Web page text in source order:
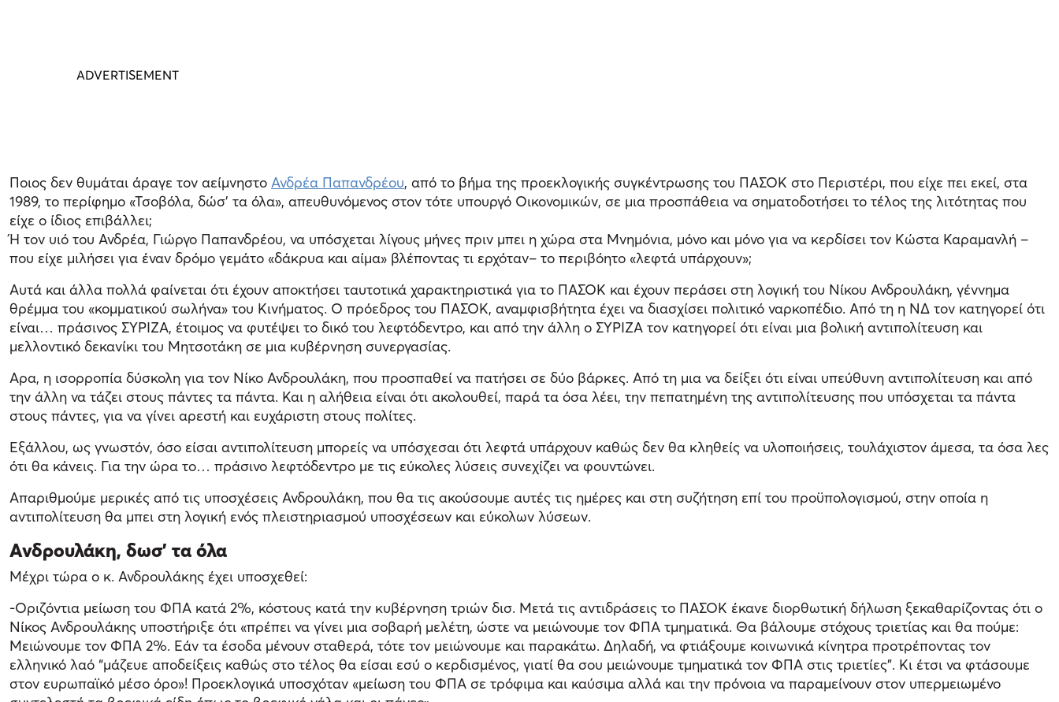
Ποιος δεν θυμάται άραγε τον αείμνηστο Ανδρέα Παπανδρέου, από το βήμα της προεκλογικής συγκέντρωσης του ΠΑΣΟΚ στο Περιστέρι, που είχε πει εκεί, στα
1989, το περίφημο «Τσοβόλα, δώσ’ τα όλα», απευθυνόμενος στον τότε υπουργό Οικονομικών, σε μια προσπάθεια να σηματοδοτήσει το τέλος της λιτότητας που
είχε ο ίδιος επιβάλλει;
Ή τον υιό του Ανδρέα, Γιώργο Παπανδρέου, να υπόσχεται λίγους μήνες πριν μπει η χώρα στα Μνημόνια, μόνο και μόνο για να κερδίσει τον Κώστα Καραμανλή –
που είχε μιλήσει για έναν δρόμο γεμάτο «δάκρυα και αίμα» βλέποντας τι ερχόταν– το περιβόητο «λεφτά υπάρχουν»;
Αυτά και άλλα πολλά φαίνεται ότι έχουν αποκτήσει ταυτοτικά χαρακτηριστικά για το ΠΑΣΟΚ και έχουν περάσει στη λογική του Νίκου Ανδρουλάκη, γέννημα
θρέμμα του «κομματικού σωλήνα» του Κινήματος. Ο πρόεδρος του ΠΑΣΟΚ, αναμφισβήτητα έχει να διασχίσει πολιτικό ναρκοπέδιο. Από τη η ΝΔ τον κατηγορεί ότι
είναι… πράσινος ΣΥΡΙΖΑ, έτοιμος να φυτέψει το δικό του λεφτόδεντρο, και από την άλλη ο ΣΥΡΙΖΑ τον κατηγορεί ότι είναι μια βολική αντιπολίτευση και
μελλοντικό δεκανίκι του Μητσοτάκη σε μια κυβέρνηση συνεργασίας.
Αρα, η ισορροπία δύσκολη για τον Νίκο Ανδρουλάκη, που προσπαθεί να πατήσει σε δύο βάρκες. Από τη μια να δείξει ότι είναι υπεύθυνη αντιπολίτευση και από
την άλλη να τάζει στους πάντες τα πάντα. Και η αλήθεια είναι ότι ακολουθεί, παρά τα όσα λέει, την πεπατημένη της αντιπολίτευσης που υπόσχεται τα πάντα
στους πάντες, για να γίνει αρεστή και ευχάριστη στους πολίτες.
Εξάλλου, ως γνωστόν, όσο είσαι αντιπολίτευση μπορείς να υπόσχεσαι ότι λεφτά υπάρχουν καθώς δεν θα κληθείς να υλοποιήσεις, τουλάχιστον άμεσα, τα όσα λες
ότι θα κάνεις. Για την ώρα το… πράσινο λεφτόδεντρο με τις εύκολες λύσεις συνεχίζει να φουντώνει.
Απαριθμούμε μερικές από τις υποσχέσεις Ανδρουλάκη, που θα τις ακούσουμε αυτές τις ημέρες και στη συζήτηση επί του προϋπολογισμού, στην οποία η
αντιπολίτευση θα μπει στη λογική ενός πλειστηριασμού υποσχέσεων και εύκολων λύσεων.
Ανδρουλάκη, δωσ’ τα όλα
Μέχρι τώρα ο κ. Ανδρουλάκης έχει υποσχεθεί:
-Οριζόντια μείωση του ΦΠΑ κατά 2%, κόστους κατά την κυβέρνηση τριών δισ. Μετά τις αντιδράσεις το ΠΑΣΟΚ έκανε διορθωτική δήλωση ξεκαθαρίζοντας ότι ο
Νίκος Ανδρουλάκης υποστήριξε ότι «πρέπει να γίνει μια σοβαρή μελέτη, ώστε να μειώνουμε τον ΦΠΑ τμηματικά. Θα βάλουμε στόχους τριετίας και θα πούμε:
Μειώνουμε τον ΦΠΑ 2%. Εάν τα έσοδα μένουν σταθερά, τότε τον μειώνουμε και παρακάτω. Δηλαδή, να φτιάξουμε κοινωνικά κίνητρα προτρέποντας τον
ελληνικό λαό “μάζευε αποδείξεις καθώς στο τέλος θα είσαι εσύ ο κερδισμένος, γιατί θα σου μειώνουμε τμηματικά τον ΦΠΑ στις τριετίες”. Κι έτσι να φτάσουμε
στον ευρωπαϊκό μέσο όρο»! Προεκλογικά υποσχόταν «μείωση του ΦΠΑ σε τρόφιμα και καύσιμα αλλά και την πρόνοια να παραμείνουν στον υπερμειωμένο